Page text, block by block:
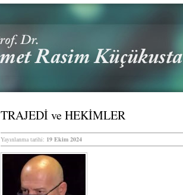
TRAJEDİ ve HEKİMLER
Yayınlanma tarihi: 19 Ekim 2024